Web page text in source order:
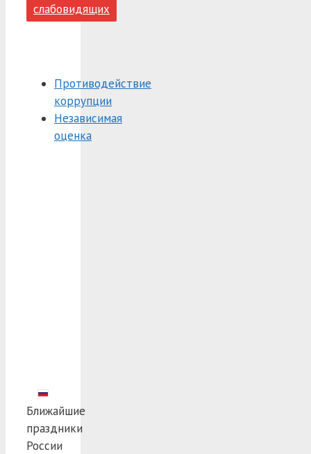
слабовидящих
Противодействие
коррупции
Независимая
оценка
Ближайшие
праздники
России